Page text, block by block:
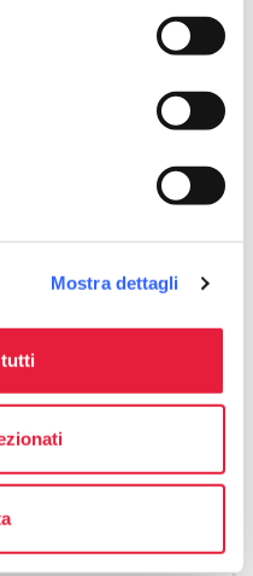
Mostra dettagli
Arezzo, 52100,